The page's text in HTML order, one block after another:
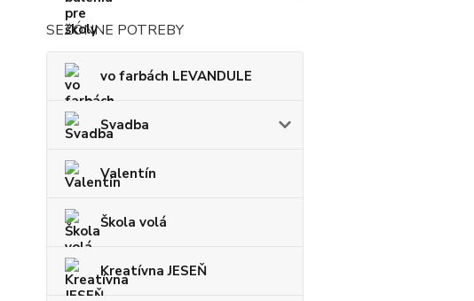
SEZÓNNE POTREBY
vo farbách LEVANDULE
Svadba
Valentín
Škola volá
Kreatívna JESEŇ